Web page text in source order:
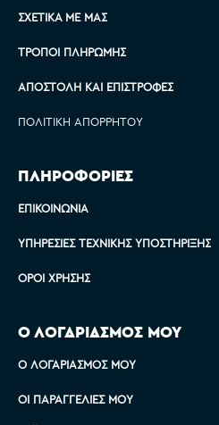
ΣΧΕΤΙΚΆ ΜΕ ΜΑΣ
ΤΡΌΠΟΙ ΠΛΗΡΩΜΉΣ
ΑΠΟΣΤΟΛΉ ΚΑΙ ΕΠΙΣΤΡΟΦΈΣ
ΠΟΛΙΤΙΚΉ ΑΠΟΡΡΉΤΟΥ
ΠΛΗΡΟΦΟΡΙΕΣ
ΕΠΙΚΟΙΝΩΝΊΑ
ΥΠΗΡΕΣΊΕΣ ΤΕΧΝΙΚΉΣ ΥΠΟΣΤΉΡΙΞΗΣ
ΌΡΟΙ ΧΡΉΣΗΣ
Ο ΛΟΓΑΡΙΑΣΜΟΣ ΜΟΥ
Ο ΛΟΓΑΡΙΑΣΜΌΣ ΜΟΥ
ΟΙ ΠΑΡΑΓΓΕΛΊΕΣ ΜΟΥ